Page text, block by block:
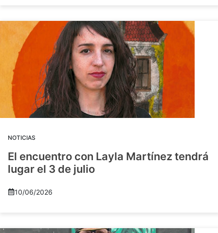
NOTICIAS
El encuentro con Layla Martínez tendrá
lugar el 3 de julio
10/06/2026